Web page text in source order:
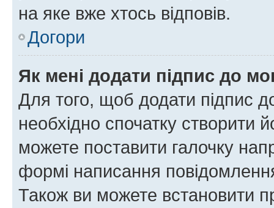
на яке вже хтось відповів.
Догори
Як мені додати підпис до
Для того, щоб додати підпис
необхідно спочатку створити
можете поставити галочку
формі написання
Також ви можете встановити